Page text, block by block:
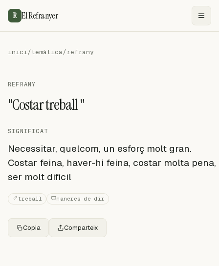
R El Refranyer
inici/temàtica/refrany
REFRANY
"Costar treball "
SIGNIFICAT
Necessitar, quelcom, un esforç molt gran.
Costar feina, haver-hi feina, costar molta pena,
ser molt difícil
treball maneres de dir
Copia Comparteix